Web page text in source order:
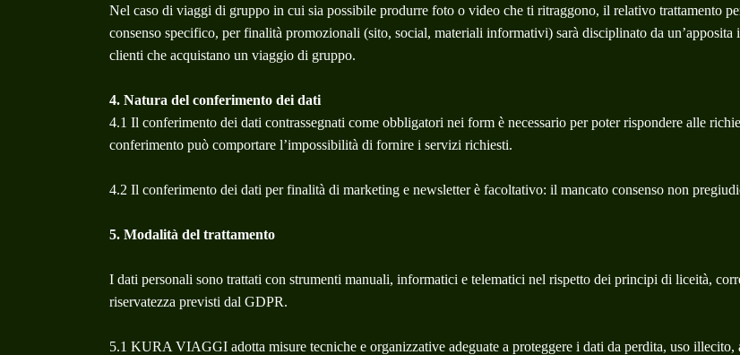
Nel caso di viaggi di gruppo in cui sia possibile produrre foto o video che ti ritraggono, il relativo trattamento
consenso specifico, per finalità promozionali (sito, social, materiali informativi) sarà disciplinato da
clienti che acquistano un viaggio di gruppo.
4. Natura del conferimento dei dati
4.1 Il conferimento dei dati contrassegnati come obbligatori nei form è necessario per poter rispondere alle
conferimento può comportare l’impossibilità di fornire i servizi richiesti.
4.2 Il conferimento dei dati per finalità di marketing e newsletter è facoltativo: il mancato consenso non
5. Modalità del trattamento
I dati personali sono trattati con strumenti manuali, informatici e telematici nel rispetto dei principi di liceità,
riservatezza previsti dal GDPR.
5.1 KURA VIAGGI adotta misure tecniche e organizzative adeguate a proteggere i dati da perdita, uso